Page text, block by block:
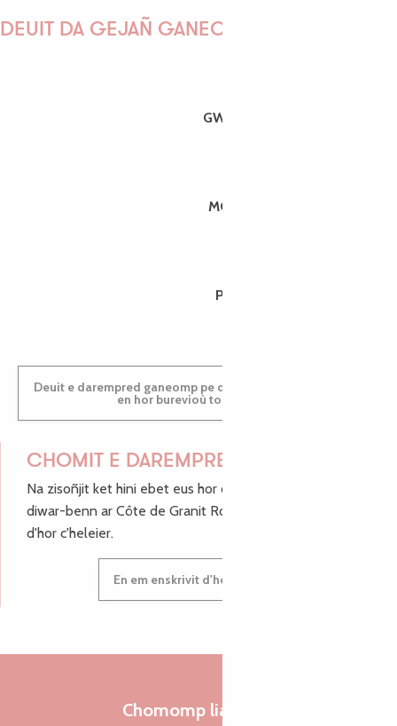
DEUIT DA GEJAÑ GANEOMP !
GWENAËLLE
MORGANE
PAULINE
Deuit e darempred ganeomp pe deuit da welet ac'hanomp
en hor burevioù touristerezh
CHOMIT E DAREMPRED !
Na zisoñjit ket hini ebet eus hor c'hinnigoù mat ha keleier
diwar-benn ar Côte de Granit Rose, enskrivit hoc'h anv
d'hor c'heleier.
En em enskrivit d'hor c'heleier
Chomomp liammet